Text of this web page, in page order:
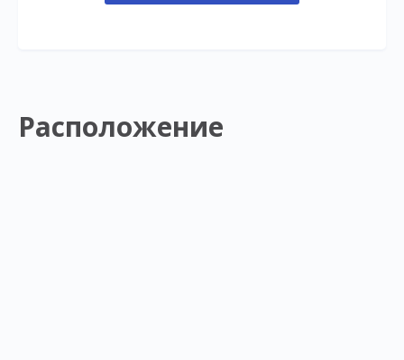
Расположение